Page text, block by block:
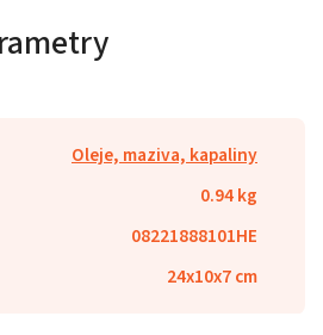
Oleje, maziva, kapaliny
0.94 kg
08221888101HE
24x10x7 cm